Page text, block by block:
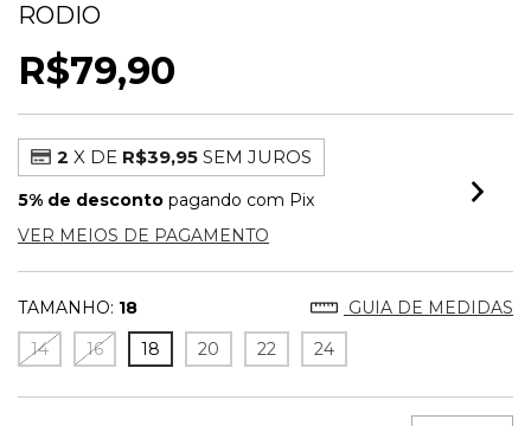
RODIO
R$79,90
2 X DE R$39,95 SEM JUROS
5% de desconto pagando com Pix
VER MEIOS DE PAGAMENTO
TAMANHO: 18
GUIA DE MEDIDAS
14
16 18 20 22 24